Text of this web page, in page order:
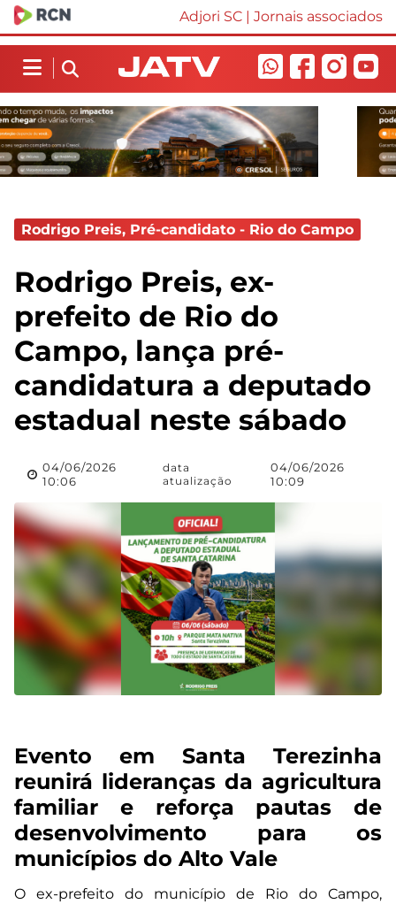
Adjori SC | Jornais associados
Rodrigo Preis, Pré-candidato - Rio do Campo
Rodrigo Preis, ex-
prefeito de Rio do
Campo, lança pré-
candidatura a deputado
estadual neste sábado
04/06/2026
10:06
data
atualização
04/06/2026
10:09
Evento em Santa Terezinha
reunirá lideranças da agricultura
familiar e reforça pautas de
desenvolvimento para os
municípios do Alto Vale
O ex-prefeito do município de Rio do Campo,